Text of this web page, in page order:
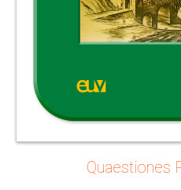
Quaestiones